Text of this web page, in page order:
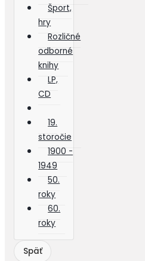
Šport,
hry
Rozličné
odborné
knihy
LP,
CD
19.
storočie
1900 -
1949
50.
roky
60.
roky